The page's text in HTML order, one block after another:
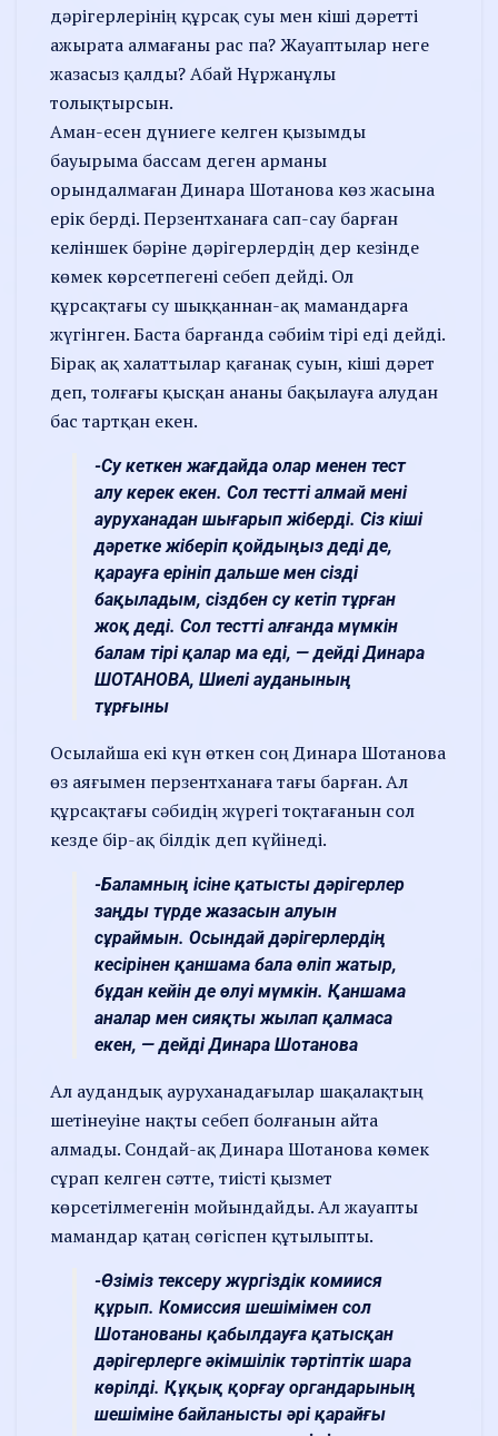
дәрігерлерінің құрсақ суы мен кіші дәретті
ажырата алмағаны рас па? Жауаптылар неге
жазасыз қалды? Абай Нұржанұлы
толықтырсын.
Аман-есен дүниеге келген қызымды
бауырыма бассам деген арманы
орындалмаған Динара Шотанова көз жасына
ерік берді. Перзентханаға сап-сау барған
келіншек бәріне дәрігерлердің дер кезінде
көмек көрсетпегені себеп дейді. Ол
құрсақтағы су шыққаннан-ақ мамандарға
жүгінген. Баста барғанда сәбиім тірі еді дейді.
Бірақ ақ халаттылар қағанақ суын, кіші дәрет
деп, толғағы қысқан ананы бақылауға алудан
бас тартқан екен.
-Су кеткен жағдайда олар менен тест
алу керек екен. Сол тестті алмай мені
ауруханадан шығарып жіберді. Сіз кіші
дәретке жіберіп қойдыңыз деді де,
қарауға ерініп дальше мен сізді
бақыладым, сіздбен су кетіп тұрған
жоқ деді. Сол тестті алғанда мүмкін
балам тірі қалар ма еді, — дейді Динара
ШОТАНОВА, Шиелі ауданының
тұрғыны
Осылайша екі күн өткен соң Динара Шотанова
өз аяғымен перзентханаға тағы барған. Ал
құрсақтағы сәбидің жүрегі тоқтағанын сол
кезде бір-ақ білдік деп күйінеді.
-Баламның ісіне қатысты дәрігерлер
заңды түрде жазасын алуын
сұраймын. Осындай дәрігерлердің
кесірінен қаншама бала өліп жатыр,
бұдан кейін де өлуі мүмкін. Қаншама
аналар мен сияқты жылап қалмаса
екен, — дейді Динара Шотанова
Ал аудандық ауруханадағылар шақалақтың
шетінеуіне нақты себеп болғанын айта
алмады. Сондай-ақ Динара Шотанова көмек
сұрап келген сәтте, тиісті қызмет
көрсетілмегенін мойындайды. Ал жауапты
мамандар қатаң сөгіспен құтылыпты.
-Өзіміз тексеру жүргіздік комиися
құрып. Комиссия шешімімен сол
Шотанованы қабылдауға қатысқан
дәрігерлерге әкімшілік тәртіптік шара
көрілді. Құқық қорғау органдарының
шешіміне байланысты әрі қарайғы